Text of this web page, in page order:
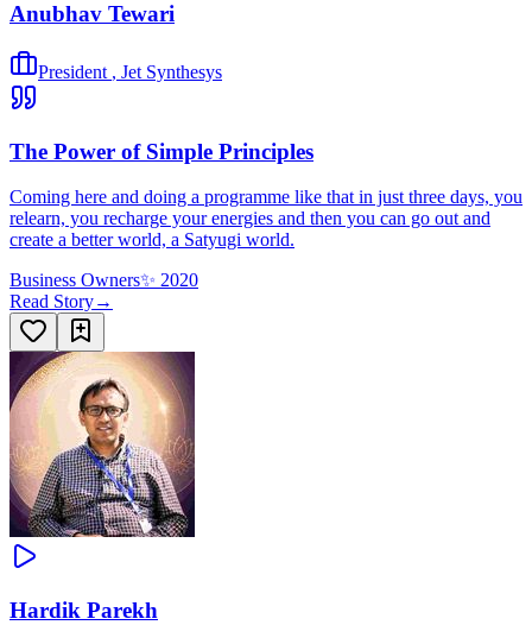
Anubhav Tewari
President , Jet Synthesys
The Power of Simple Principles
Coming here and doing a programme like that in just three days, you
relearn, you recharge your energies and then you can go out and
create a better world, a Satyugi world.
Business Owners✨ 2020
Read Story→
Hardik Parekh